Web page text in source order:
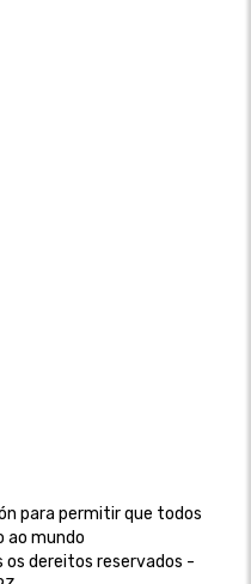
para permitir que todos
ao mundo
os dereitos reservados -